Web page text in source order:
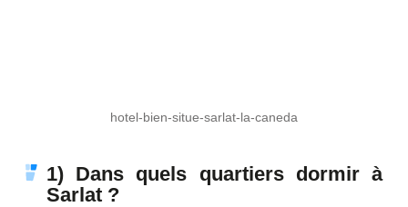
hotel-bien-situe-sarlat-la-caneda
1) Dans quels quartiers dormir à
Sarlat ?